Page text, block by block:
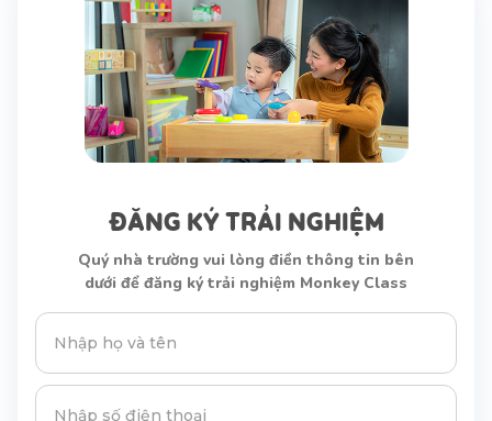
ĐĂNG KÝ TRẢI NGHIỆM
Quý nhà trường vui lòng điền thông tin bên
dưới để đăng ký trải nghiệm Monkey Class